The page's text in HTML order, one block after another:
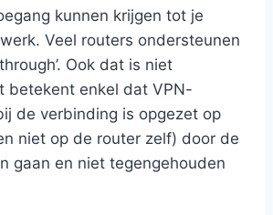
kunnen krijgen tot je
Veel routers ondersteunen
Ook dat is niet
betekent enkel dat VPN-
de verbinding is opgezet op
niet op de router zelf) door de
gaan en niet tegengehouden